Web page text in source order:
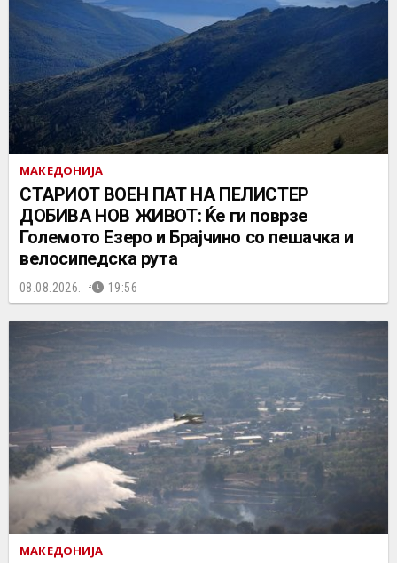
МАКЕДОНИЈА
СТАРИОТ ВОЕН ПАТ НА ПЕЛИСТЕР
ДОБИВА НОВ ЖИВОТ: Ќе ги поврзе
Големото Езеро и Брајчино со пешачка и
велосипедска рута
08.08.2026. 19:56
МАКЕДОНИЈА